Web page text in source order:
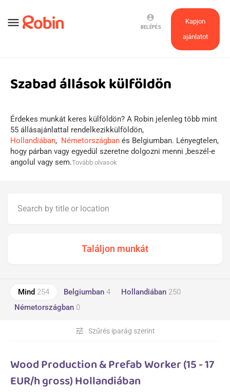
menu
Kapjon
ajánlatot
account_circle
BELÉPÉS
Szabad állások külföldön
Érdekes munkát keres külföldön? A Robin jelenleg több mint
55 állásajánlattal rendelkezikkülföldön,
Hollandiában, Németországban és Belgiumban. Lényegtelen,
hogy párban vagy egyedül szeretne dolgozni menni ,beszél-e
angolul vagy sem.Tovább olvasok
Mind 254 Belgiumban 4 Hollandiában 250
Németországban 0
Szűrés iparág szerint
tune
Wood Production & Prefab Worker (15 - 17
EUR/h gross) Hollandiában